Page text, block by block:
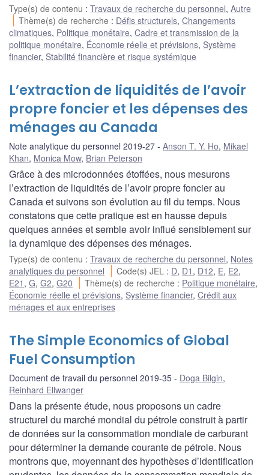
Type(s) de contenu : Travaux de recherche du personnel, Autre
Thème(s) de recherche : Défis structurels,Changements
climatiques, Politique monétaire, Cadre et transmission de la
politique monétaire, Économie réelle et prévisions, Système
financier, Stabilité financière et risque systémique
L’extraction de liquidités de l’avoir
propre foncier et les dépenses des
ménages au Canada
Note analytique du personnel 2019-27 Anson T. Y. Ho, Mikael
Khan, Monica Mow, Brian Peterson
Grâce à des microdonnées étoffées, nous mesurons
l’extraction de liquidités de l’avoir propre foncier au
Canada et suivons son évolution au fil du temps. Nous
constatons que cette pratique est en hausse depuis
quelques années et semble avoir influé sensiblement sur
la dynamique des dépenses des ménages.
Type(s) de contenu : Travaux de recherche du personnel, Notes
analytiques du personnel
Code(s) JEL : D, D1 , D12, E, E2,
E21 , G, G2, G20 Thème(s) de recherche : Politique monétaire,
Économie réelle et prévisions, Système financier, Crédit aux
ménages et aux entreprises
The Simple Economics of Global
Fuel Consumption
Document de travail du personnel 2019-35 Doga Bilgin,
Reinhard Ellwanger
Dans la présente étude, nous proposons un cadre
structurel du marché mondial du pétrole construit à partir
de données sur la consommation mondiale de carburant
pour déterminer la demande courante de pétrole. Nous
montrons que, moyennant des hypothèses d’identification